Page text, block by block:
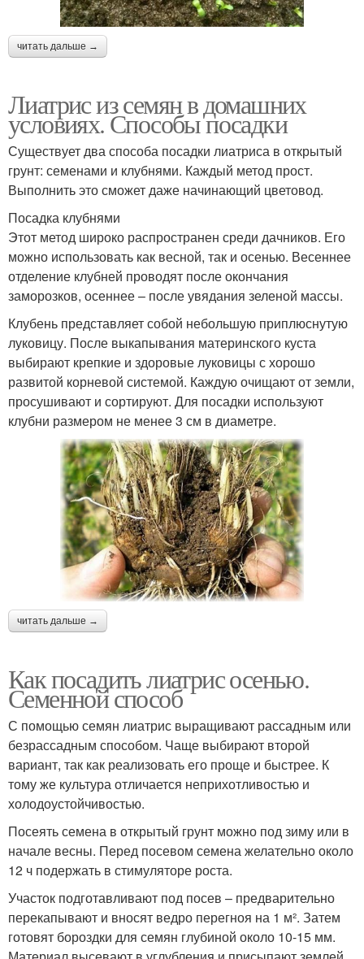
читать дальше →
Лиатрис из семян в домашних
условиях. Способы посадки
Существует два способа посадки лиатриса в открытый
грунт: семенами и клубнями. Каждый метод прост.
Выполнить это сможет даже начинающий цветовод.
Посадка клубнями
Этот метод широко распространен среди дачников. Его
можно использовать как весной, так и осенью. Весеннее
отделение клубней проводят после окончания
заморозков, осеннее – после увядания зеленой массы.
Клубень представляет собой небольшую приплюснутую
луковицу. После выкапывания материнского куста
выбирают крепкие и здоровые луковицы с хорошо
развитой корневой системой. Каждую очищают от земли,
просушивают и сортируют. Для посадки используют
клубни размером не менее 3 см в диаметре.
читать дальше →
Как посадить лиатрис осенью.
Семенной способ
С помощью семян лиатрис выращивают рассадным или
безрассадным способом. Чаще выбирают второй
вариант, так как реализовать его проще и быстрее. К
тому же культура отличается неприхотливостью и
холодоустойчивостью.
Посеять семена в открытый грунт можно под зиму или в
начале весны. Перед посевом семена желательно около
12 ч подержать в стимуляторе роста.
Участок подготавливают под посев – предварительно
перекапывают и вносят ведро перегноя на 1 м². Затем
готовят бороздки для семян глубиной около 10-15 мм.